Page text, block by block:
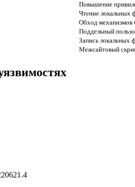
Повышение
Чтение локальных
Обход механизмов
Поддельный
Запись локальных
Межсайтовый